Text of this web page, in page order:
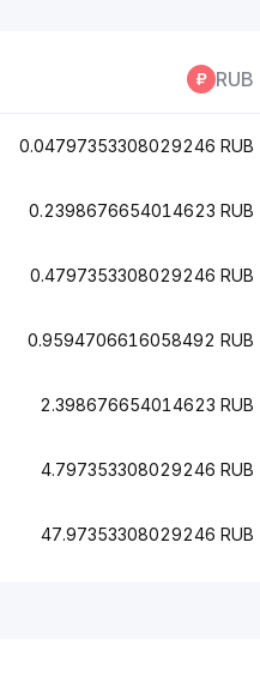
RUB
0.04797353308029246 RUB
0.2398676654014623 RUB
0.4797353308029246 RUB
0.9594706616058492 RUB
2.398676654014623 RUB
4.797353308029246 RUB
47.97353308029246 RUB